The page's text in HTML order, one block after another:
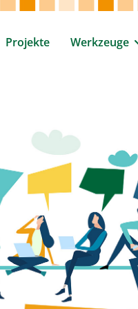
Projekte Werkzeuge